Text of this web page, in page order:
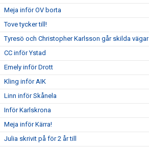
Meja inför OV borta
Tove tycker till!
Tyresö och Christopher Karlsson går skilda vägar
CC inför Ystad
Emely inför Drott
Kling inför AIK
Linn inför Skånela
Inför Karlskrona
Meja inför Kärra!
Julia skrivit på för 2 år till